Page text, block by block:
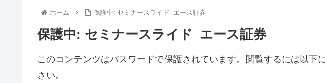
ホーム 保護中: セミナースライド_エース証券
保護中: セミナースライド_エース証券
このコンテンツはパスワードで保護されています。閲覧するには以下
さい。